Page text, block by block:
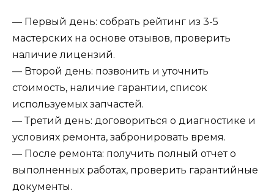
— Первый день: собрать рейтинг из 3-5
мастерских на основе отзывов, проверить
наличие лицензий.
— Второй день: позвонить и уточнить
стоимость, наличие гарантии, список
используемых запчастей.
— Третий день: договориться о диагностике и
условиях ремонта, забронировать время.
— После ремонта: получить полный отчет о
выполненных работах, проверить гарантийные
документы.